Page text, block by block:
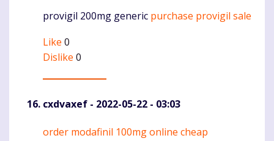
Komentaras
provigil 200mg generic purchase provigil sale
Like 0
Dislike 0
cxdvaxef - 2022-05-22 - 03:03
Komentaras
order modafinil 100mg online cheap